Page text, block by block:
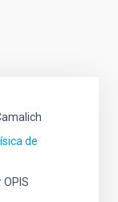
de